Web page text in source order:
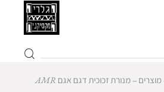
מוצרים ‒מנורת זכוכית דגם אגם AMR